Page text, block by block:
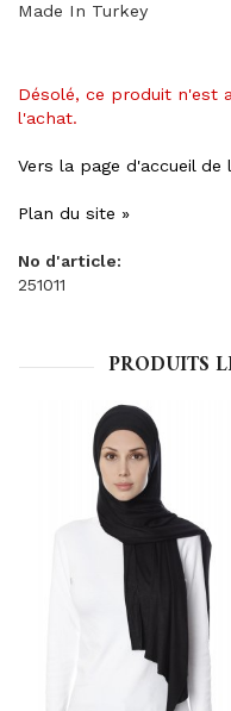
Made In Turkey
Désolé, ce produit n'est
l'achat.
Vers la page d'accueil de
Plan du site »
No d'article:
251011
PRODUITS